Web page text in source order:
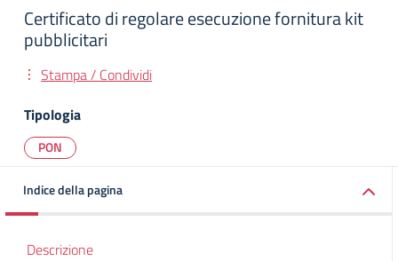
Certificato di regolare esecuzione fornitura kit
pubblicitari
Stampa / Condividi
Tipologia
PON
Indice della pagina
Descrizione